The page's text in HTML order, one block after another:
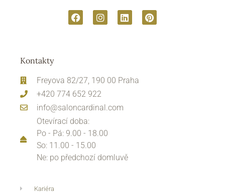
Kontakty
Freyova 82/27, 190 00 Praha
+420 774 652 922
info@saloncardinal.com
Otevírací doba:
Po - Pá: 9.00 - 18.00
So: 11.00 - 15.00
Ne: po předchozí domluvě
Kariéra